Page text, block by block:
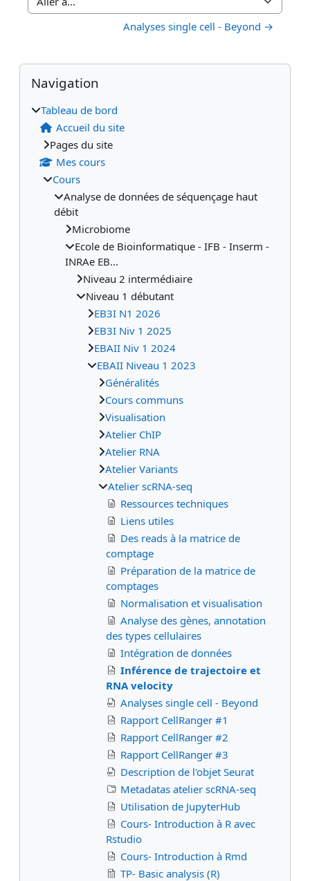
Aller à…
Analyses single cell - Beyond →
Blocs
Blocs supplémentaires
Passer Navigation
Navigation
Tableau de bord
Accueil du site
Pages du site
Mes cours
Cours
Analyse de données de séquençage haut
débit
Microbiome
Ecole de Bioinformatique - IFB - Inserm -
INRAe EB...
Niveau 2 intermédiaire
Niveau 1 débutant
EB3I N1 2026
EB3I Niv 1 2025
EBAII Niv 1 2024
EBAII Niveau 1 2023
Généralités
Cours communs
Visualisation
Atelier ChIP
Atelier RNA
Atelier Variants
Atelier scRNA-seq
Ressources techniques
Liens utiles
Des reads à la matrice de
comptage
Préparation de la matrice de
comptages
Normalisation et visualisation
Analyse des gènes, annotation
des types cellulaires
Intégration de données
Inférence de trajectoire et
RNA velocity
Analyses single cell - Beyond
Rapport CellRanger #1
Rapport CellRanger #2
Rapport CellRanger #3
Description de l'objet Seurat
Metadatas atelier scRNA-seq
Utilisation de JupyterHub
Cours- Introduction à R avec
Rstudio
Cours- Introduction à Rmd
TP- Basic analysis (R)